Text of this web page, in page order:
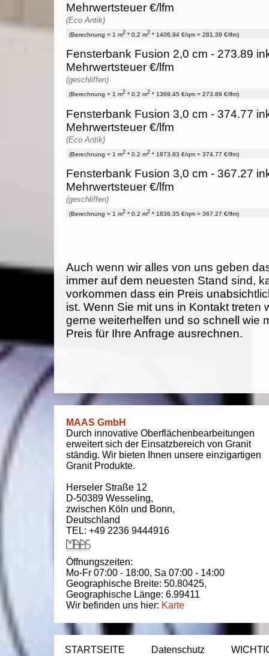
Mehrwertsteuer €/lfm
(Eco Antik)
(Berechnung = 1 m2 * 0.2 m2 * 1406.94 €/qm = 281.39 €/lfm)
Fensterbank Fusion 2,0 cm - 273.89
Mehrwertsteuer €/lfm
(geschliffen)
(Berechnung = 1 m2 * 0.2 m2 * 1369.45 €/qm = 273.89 €/lfm)
Fensterbank Fusion 3,0 cm - 374.77
Mehrwertsteuer €/lfm
(Eco Antik)
(Berechnung = 1 m2 * 0.2 m2 * 1873.83 €/qm = 374.77 €/lfm)
Fensterbank Fusion 3,0 cm - 367.27
Mehrwertsteuer €/lfm
(geschliffen)
(Berechnung = 1 m2 * 0.2 m2 * 1836.35 €/qm = 367.27 €/lfm)
Auch wenn wir alles von uns geben
immer auf dem neuesten Stand sind,
vorkommen dass ein Preis
ist. Wenn Sie mit uns in Kontakt treten
gerne weiterhelfen und so schnell wie
Preis für Ihre Anfrage ausrechnen.
MAAS GmbH
Durch innovative Oberflächenbearbeitungen
erweitert sich der Einsatzbereich von Granit
ständig. Wir bieten Ihnen unsere einzigartigen
Granit Produkte.
Herseler Straße 12
D-50389 Wesseling,
zwischen Köln und Bonn,
Deutschland
TEL: +49 2236 9444916
Öffnungszeiten:
Mo-Fr 07:00 - 18:00, Sa 07:00 - 14:00
Geographische Breite: 50.80425,
Geographische Länge: 6.99411
Wir befinden uns hier: Karte
STARTSEITE Datenschutz